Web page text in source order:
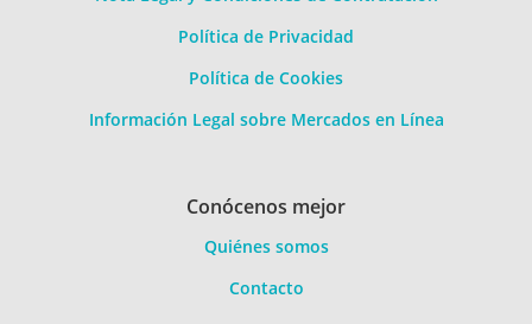
Política de Privacidad
Política de Cookies
Información Legal sobre Mercados en Línea
Conócenos mejor
Quiénes somos
Contacto